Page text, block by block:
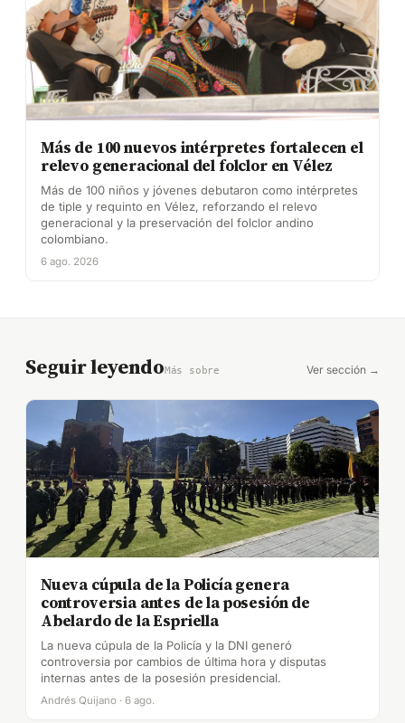
Más de 100 nuevos intérpretes fortalecen el
relevo generacional del folclor en Vélez
Más de 100 niños y jóvenes debutaron como intérpretes
de tiple y requinto en Vélez, reforzando el relevo
generacional y la preservación del folclor andino
colombiano.
6 ago. 2026
Seguir leyendoMás sobre Ver sección →
Nueva cúpula de la Policía genera
controversia antes de la posesión de
Abelardo de la Espriella
La nueva cúpula de la Policía y la DNI generó
controversia por cambios de última hora y disputas
internas antes de la posesión presidencial.
Andrés Quijano · 6 ago.